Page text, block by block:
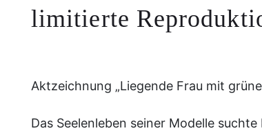
limitierte
Aktzeichnung „Liegende Frau mit
Das Seelenleben seiner Modelle